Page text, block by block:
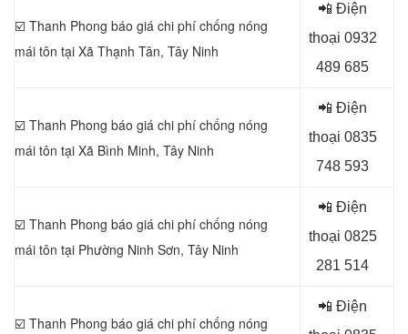
☑️ Thanh Phong báo giá chi phí chống nóng
mái tôn tại Xã Thạnh Tân, Tây Ninh
📲 Điện
thoại 0932
489 685
☑️ Thanh Phong báo giá chi phí chống nóng
mái tôn tại Xã Bình Minh, Tây Ninh
📲 Điện
thoại 0835
748 593
☑️ Thanh Phong báo giá chi phí chống nóng
mái tôn tại Phường Ninh Sơn, Tây Ninh
📲 Điện
thoại 0825
281 514
☑️ Thanh Phong báo giá chi phí chống nóng
📲 Điện